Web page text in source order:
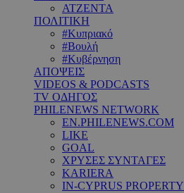
ΑΤΖΕΝΤΑ
ΠΟΛΙΤΙΚΗ
#Κυπριακό
#Βουλή
#Κυβέρνηση
ΑΠΟΨΕΙΣ
VIDEOS & PODCASTS
TV ΟΔΗΓΟΣ
PHILENEWS NETWORK
EN.PHILENEWS.COM
LIKE
GOAL
ΧΡΥΣΕΣ ΣΥΝΤΑΓΕΣ
KARIERA
IN-CYPRUS PROPERTY